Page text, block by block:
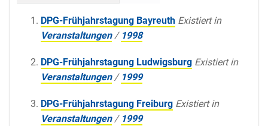
DPG-Frühjahrstagung Bayreuth Existiert in
Veranstaltungen / 1998
DPG-Frühjahrstagung Ludwigsburg Existiert in
Veranstaltungen / 1999
DPG-Frühjahrstagung Freiburg Existiert in
Veranstaltungen / 1999